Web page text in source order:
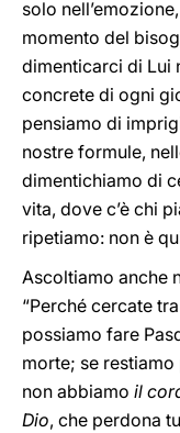
solo
momento del
dimenticarci di Lui
concrete di ogni
pensiamo di
nostre formule,
dimentichiamo di
vita, dove c’è chi
ripetiamo: non è
Ascoltiamo anche
“Perché cercate
possiamo fare
morte; se
non abbiamo il
Dio, che perdona